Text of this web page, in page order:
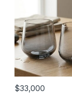
$33,000